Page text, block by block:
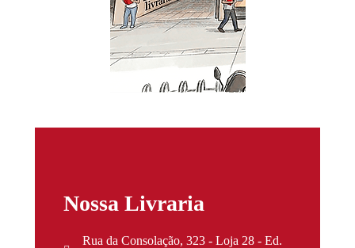
Nossa Livraria
Rua da Consolação, 323 - Loja 28 - Ed.